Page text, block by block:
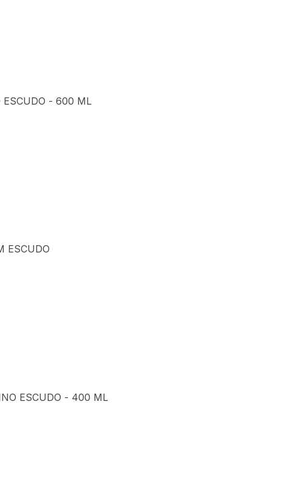
ESCUDO - 600 ML
ESCUDO
ESCUDO - 400 ML